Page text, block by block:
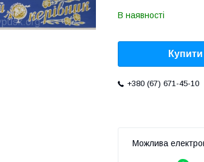
В наявності
Купити
+380 (67) 671-45-10